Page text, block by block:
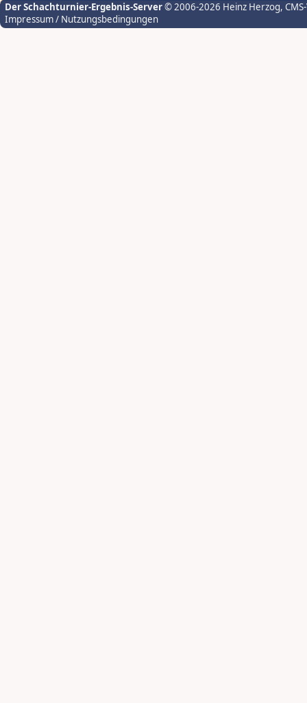
Der Schachturnier-Ergebnis-Server© 2006-2026 Heinz Herzog,
Impressum / Nutzungsbedingungen